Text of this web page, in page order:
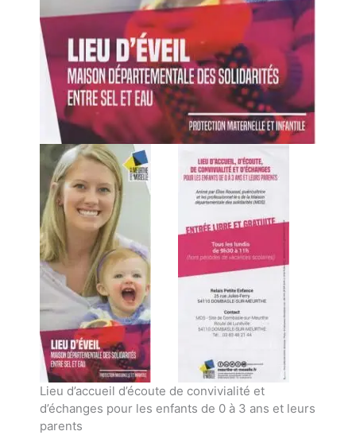
Lieu d’accueil d’écoute de convivialité et
d’échanges pour les enfants de 0 à 3 ans et leurs
parents